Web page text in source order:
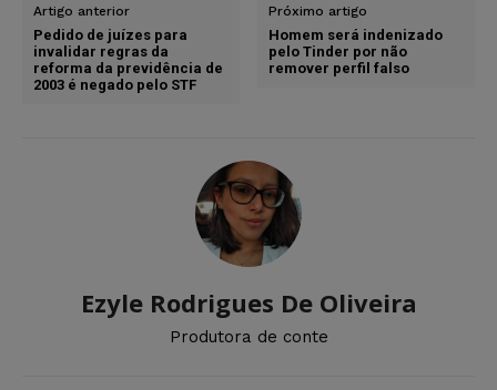
Artigo anterior
Pedido de juízes para
invalidar regras da
reforma da previdência de
2003 é negado pelo STF
Próximo artigo
Homem será indenizado
pelo Tinder por não
remover perfil falso
Ezyle Rodrigues De Oliveira
Produtora de conte